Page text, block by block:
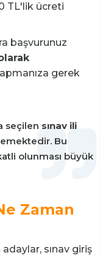
TL'lik ücreti
başvurunuz
gerek
seçilen sınav ili
Bu
olunması büyük
Zaman
sınav giriş